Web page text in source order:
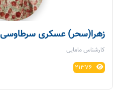
زهرا(سحر) عسکری سرطاوسی
کارشناس مامایی